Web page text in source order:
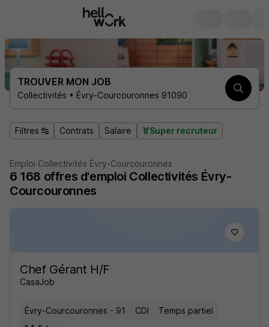
TROUVER MON JOB
Collectivités • Évry-Courcouronnes 91090
Filtres Contrats Salaire Super recruteur
Emploi Collectivités Évry-Courcouronnes
6 168 offres d'emploi Collectivités Évry-
Courcouronnes
Chef Gérant H/F
CasaJob
Évry-Courcouronnes - 91 CDI
Temps partiel